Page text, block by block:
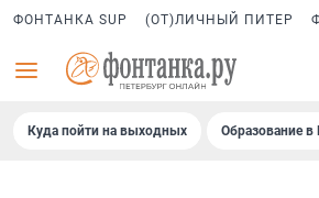
ФОНТАНКА SUP (ОТ)ЛИЧНЫЙ ПИТЕР
Куда пойти на выходных Образование в